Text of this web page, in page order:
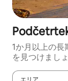
1か月以上の
を見つけましょ